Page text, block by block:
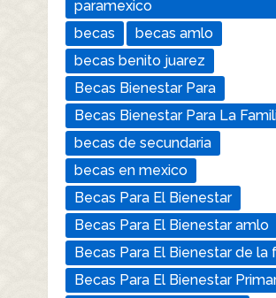
paramexico
becas
becas amlo
becas benito juarez
Becas Bienestar Para
Becas Bienestar Para La
becas de secundaria
becas en mexico
Becas Para El Bienestar
Becas Para El Bienestar amlo
Becas Para El Bienestar de la
Becas Para El Bienestar